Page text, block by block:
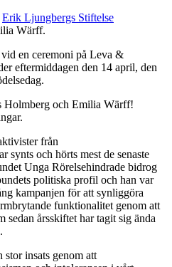
Erik Ljungbergs Stiftelse
Wärff.
en ceremoni på Leva &
eftermiddagen den 14 april, den
Holmberg och Emilia Wärff!
från
synts och hörts mest de senaste
Unga Rörelsehindrade bidrog
politiska profil och han var
kampanjen för att synliggöra
funktionalitet genom att
sedan årsskiftet har tagit sig ända
stor insats genom att